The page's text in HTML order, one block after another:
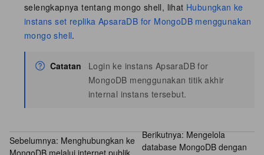
selengkapnya tentang mongo shell, lihat Hubungkan ke
instans set replika ApsaraDB for MongoDB menggunakan
mongo shell.
Catatan
Login ke instans ApsaraDB for
MongoDB menggunakan titik akhir
internal instans tersebut.
Sebelumnya: Menghubungkan ke
Berikutnya:Mengelola
database MongoDB dengan